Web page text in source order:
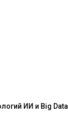
ИИ и Big Data